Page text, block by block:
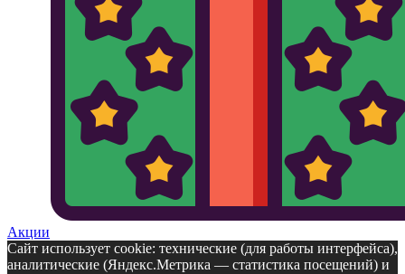
Акции
Сайт использует cookie: технические (для работы интерфейса),
аналитические (Яндекс.Метрика — статистика посещений) и